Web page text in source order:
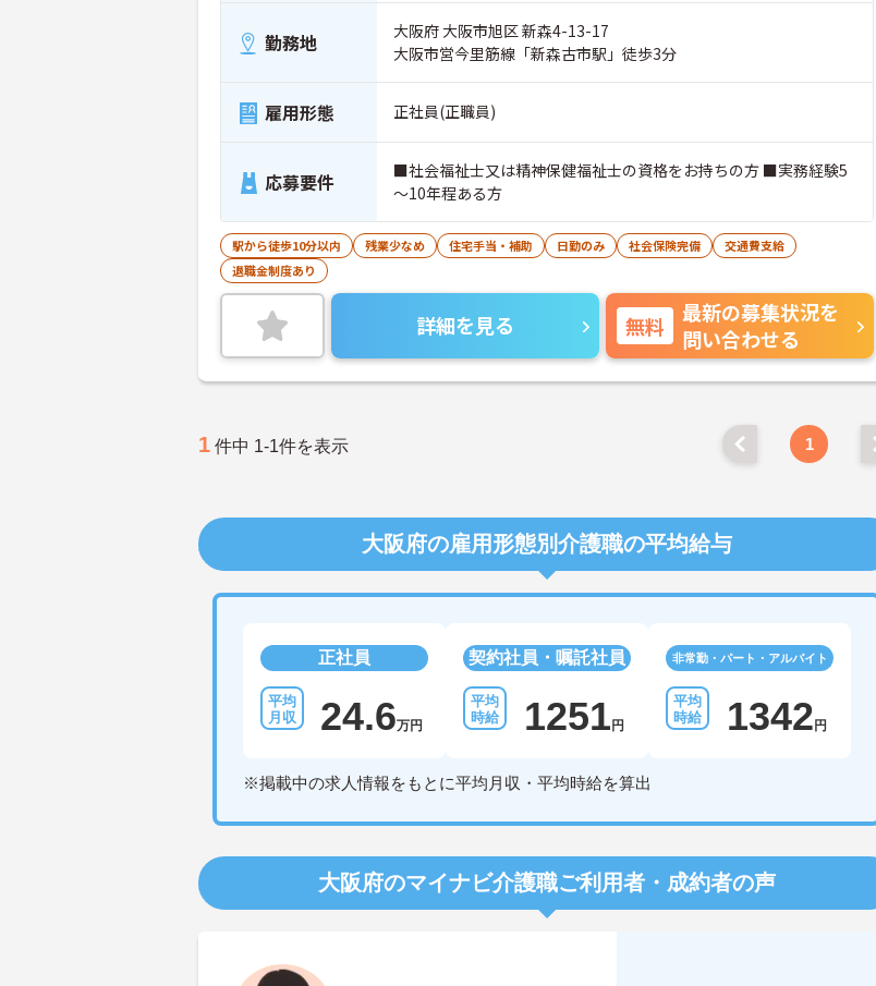
勤務地
大阪府 大阪市旭区 新森4-13-17
大阪市営今里筋線「新森古市駅」徒歩3分
雇用形態 正社員(正職員)
応募要件
■社会福祉士又は精神保健福祉士の資格をお持ちの方 ■実務経験5
～10年程ある方
駅から徒歩10分以内 残業少なめ 住宅手当・補助 日勤のみ 社会保険完備
交通費支給
退職金制度あり
詳細を見る 無料
最新の募集状況を
問い合わせる
1 件中 1-1件を表示 1
大阪府の雇用形態別介護職の平均給与
正社員
24.6万円
契約社員・嘱託社員
1251 円
非常勤・パート・アルバイト
1342 円
※掲載中の求人情報をもとに平均月収・平均時給を算出
大阪府のマイナビ介護職ご利用者・成約者の声